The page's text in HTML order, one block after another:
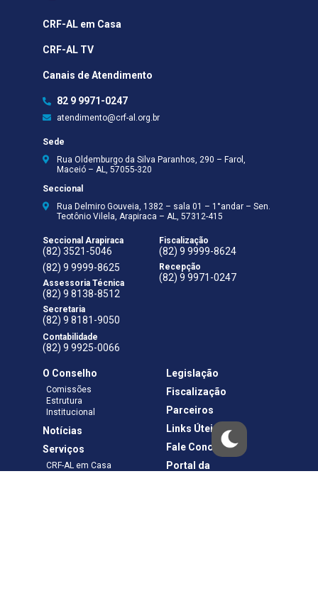
CRF-AL em Casa
CRF-AL TV
Canais de Atendimento
82 9 9971-0247
atendimento@crf-al.org.br
Sede
Rua Oldemburgo da Silva Paranhos, 290 – Farol,
Maceió – AL, 57055-320
Seccional
Rua Delmiro Gouveia, 1382 – sala 01 – 1°andar – Sen.
Teotônio Vilela, Arapiraca – AL, 57312-415
Seccional Arapiraca
(82) 3521-5046
(82) 9 9999-8625
Assessoria Técnica
(82) 9 8138-8512
Secretaria
(82) 9 8181-9050
Contabilidade
(82) 9 9925-0066
Fiscalização
(82) 9 9999-8624
Recepção
(82) 9 9971-0247
O Conselho
Comissões
Estrutura
Institucional
Notícias
Serviços
CRF-AL em Casa
Legislação
Fiscalização
Parceiros
Links Úteis
Fale Conosco
Portal da